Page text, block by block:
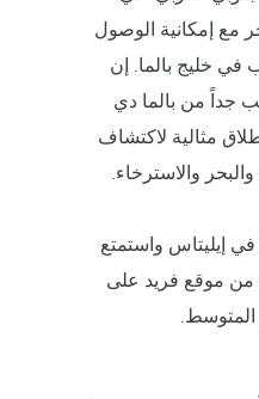
مع إمكانية الوصول
في خليج بالما. إن
جداً من بالما دي
مثالية لاكتشاف
والاسترخاء.
إيليتاس واستمتع
من موقع فريد على
المتوسط.